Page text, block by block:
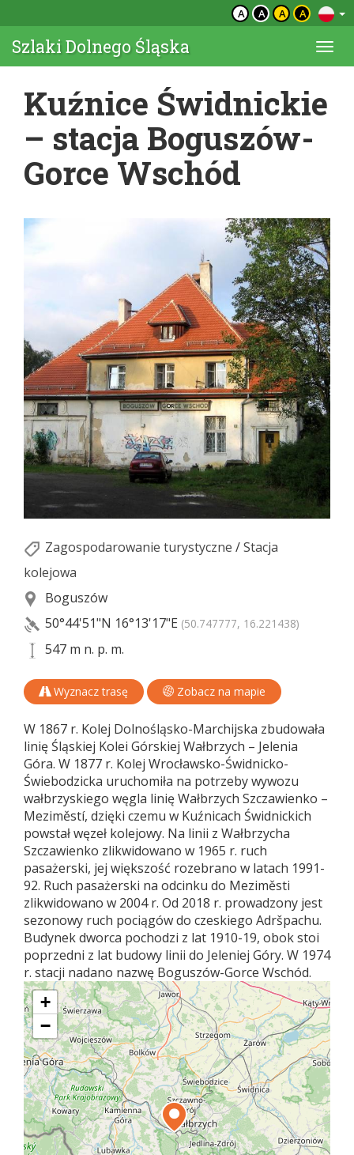
A A A A
Szlaki Dolnego Śląska
Kuźnice Świdnickie
– stacja Boguszów-
Gorce Wschód
Zagospodarowanie turystyczne /Stacja
kolejowa
Boguszów
50°44'51"N 16°13'17"E (50.747777, 16.221438)
547 m n. p. m.
Wyznacz trasę Zobacz na mapie
W 1867 r. Kolej Dolnośląsko-Marchijska zbudowała
linię Śląskiej Kolei Górskiej Wałbrzych – Jelenia
Góra. W 1877 r. Kolej Wrocławsko-Świdnicko-
Świebodzicka uruchomiła na potrzeby wywozu
wałbrzyskiego węgla linię Wałbrzych Szczawienko –
Meziměstí, dzięki czemu w Kuźnicach Świdnickich
powstał węzeł kolejowy. Na linii z Wałbrzycha
Szczawienko zlikwidowano w 1965 r. ruch
pasażerski, jej większość rozebrano w latach 1991-
92. Ruch pasażerski na odcinku do Meziměsti
zlikwidowano w 2004 r. Od 2018 r. prowadzony jest
sezonowy ruch pociągów do czeskiego Adršpachu.
Budynek dworca pochodzi z lat 1910-19, obok stoi
poprzedni z lat budowy linii do Jeleniej Góry. W 1974
r. stacji nadano nazwę Boguszów-Gorce Wschód.
+
−